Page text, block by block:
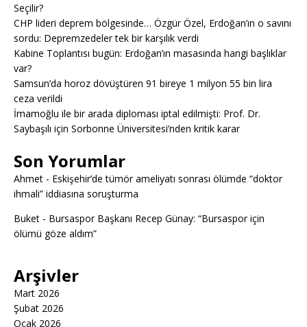
Seçilir?
CHP lideri deprem bölgesinde… Özgür Özel, Erdoğan’ın o savını
sordu: Depremzedeler tek bir karşılık verdi
Kabine Toplantısı bugün: Erdoğan’ın masasında hangi başlıklar
var?
Samsun’da horoz dövüştüren 91 bireye 1 milyon 55 bin lira
ceza verildi
İmamoğlu ile bir arada diploması iptal edilmişti: Prof. Dr.
Saybaşılı için Sorbonne Üniversitesi’nden kritik karar
Son Yorumlar
Ahmet - Eskişehir’de tümör ameliyatı sonrası ölümde “doktor
ihmali” iddiasına soruşturma
Buket - Bursaspor Başkanı Recep Günay: “Bursaspor için
ölümü göze aldım”
Arşivler
Mart 2026
Şubat 2026
Ocak 2026